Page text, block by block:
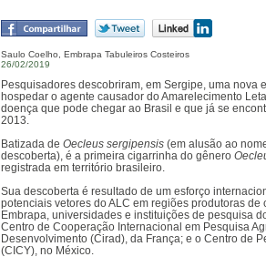
Saulo Coelho, Embrapa Tabuleiros Costeiros
26/02/2019
Pesquisadores descobriram, em Sergipe, uma nova
hospedar o agente causador do Amarelecimento
doença que pode chegar ao Brasil e que já se
2013.
Batizada de Oecleus sergipensis (em alusão ao
descoberta), é a primeira cigarrinha do gênero
registrada em território brasileiro.
Sua descoberta é resultado de um esforço
potenciais vetores do ALC em regiões produtoras de
Embrapa, universidades e instituições de pesquisa
Centro de Cooperação Internacional em Pesquisa
Desenvolvimento (Cirad), da França; e o Centro de
(CICY), no México.